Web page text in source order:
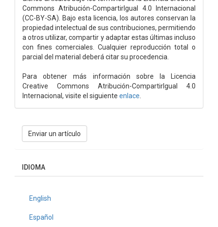
Commons Atribución-CompartirIgual 4.0 Internacional
(CC-BY-SA). Bajo esta licencia, los autores conservan la
propiedad intelectual de sus contribuciones, permitiendo
a otros utilizar, compartir y adaptar estas últimas incluso
con fines comerciales. Cualquier reproducción total o
parcial del material deberá citar su procedencia.
Para obtener más información sobre la Licencia
Creative Commons Atribución-CompartirIgual 4.0
Internacional, visite el siguiente enlace
Enviar
unEnviar un artículo
IDIOMA
English
Español